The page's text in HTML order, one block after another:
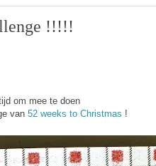
!!!!!
om mee te doen
van 52 weeks to Christmas !